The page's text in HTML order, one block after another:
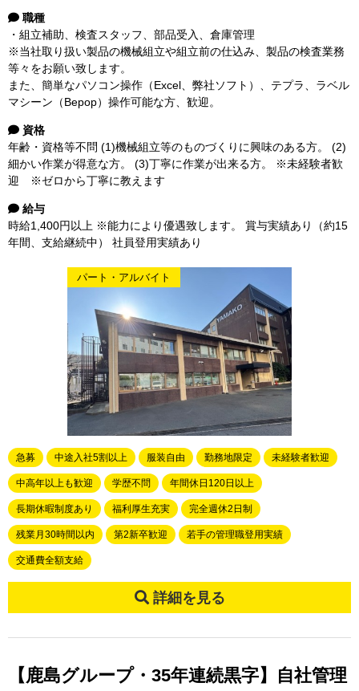
職種
・組立補助、検査スタッフ、部品受入、倉庫管理
※当社取り扱い製品の機械組立や組立前の仕込み、製品の検査業務
等々をお願い致します。
また、簡単なパソコン操作（Excel、弊社ソフト）、テプラ、ラベル
マシーン（Bepop）操作可能な方、歓迎。
資格
年齢・資格等不問 (1)機械組立等のものづくりに興味のある方。 (2)
細かい作業が得意な方。 (3)丁寧に作業が出来る方。 ※未経験者歓
迎 ※ゼロから丁寧に教えます
給与
時給1,400円以上 ※能力により優遇致します。 賞与実績あり（約15
年間、支給継続中） 社員登用実績あり
パート・アルバイト
急募 中途入社5割以上 服装自由 勤務地限定 未経験者歓迎
中高年以上も歓迎 学歴不問 年間休日120日以上
長期休暇制度あり 福利厚生充実 完全週休2日制
残業月30時間以内 第2新卒歓迎 若手の管理職登用実績
交通費全額支給
詳細を見る
【鹿島グループ・35年連続黒字】自社管理